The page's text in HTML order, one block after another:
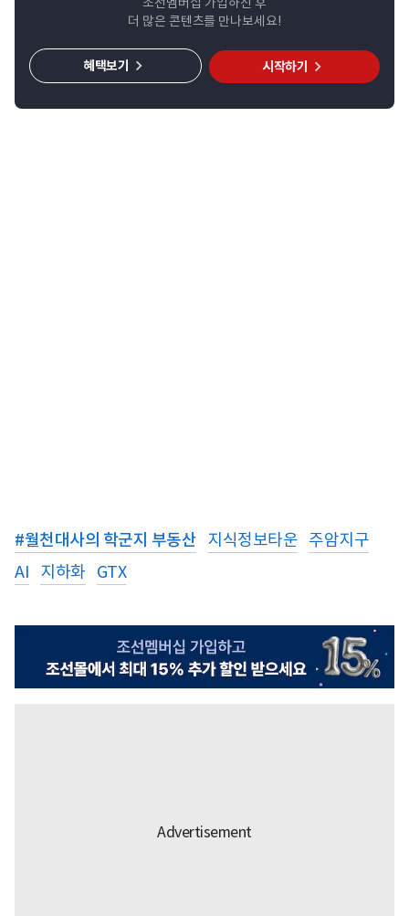
더 많은 콘텐츠를 만나보세요!
시작하기
혜택보기
#월천대사의 학군지 부동산 지식정보타운 주암지구
AI
지하화 GTX